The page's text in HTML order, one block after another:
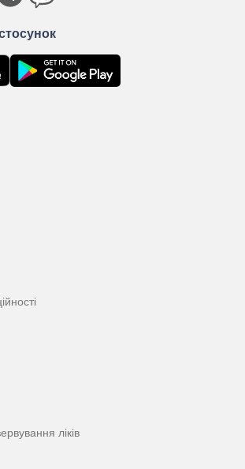
ліків